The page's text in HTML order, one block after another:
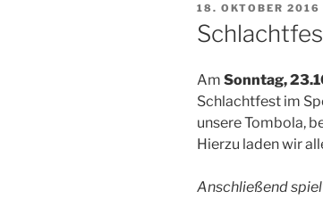
VERÖFFENTLICHT
AM
18. OKTOBER 2016
Am Sonntag,
Schlachtfest im
unsere Tombola,
Hierzu laden wir
Anschließend